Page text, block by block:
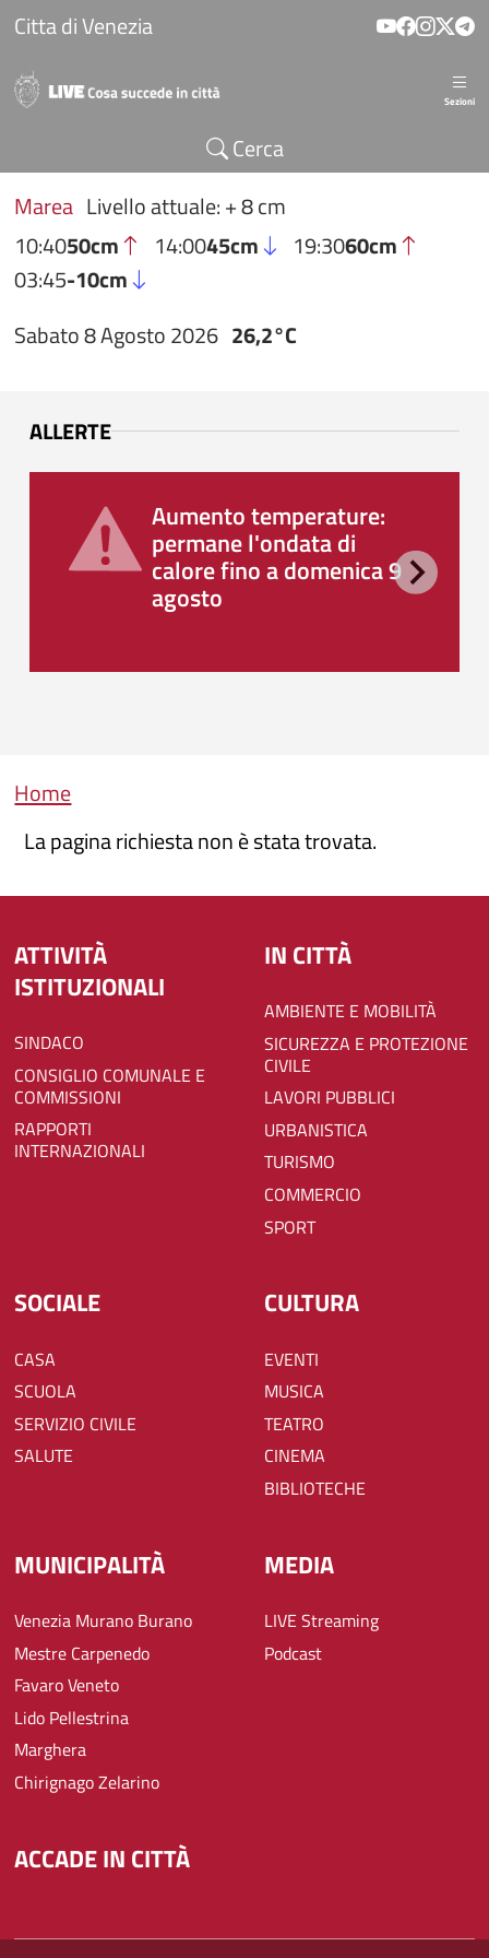
Salta al contenuto principale
Citta di Venezia
Sezioni
Cerca
Marea Livello attuale: + 8 cm
10:4050cm 14:0045cm 19:3060cm
03:45-10cm
Sabato 8 Agosto 2026 26,2°C
ALLERTE
Aumento temperature:
permane l'ondata di
calore fino a domenica 9
agosto
Briciole di pane
Home
La pagina richiesta non è stata trovata.
ATTIVITÀ
ISTITUZIONALI
SINDACO
CONSIGLIO COMUNALE E
COMMISSIONI
RAPPORTI
INTERNAZIONALI
IN CITTÀ
AMBIENTE E MOBILITÀ
SICUREZZA E PROTEZIONE
CIVILE
LAVORI PUBBLICI
URBANISTICA
TURISMO
COMMERCIO
SPORT
SOCIALE
CASA
SCUOLA
SERVIZIO CIVILE
SALUTE
CULTURA
EVENTI
MUSICA
TEATRO
CINEMA
BIBLIOTECHE
MUNICIPALITÀ
Venezia Murano Burano
Mestre Carpenedo
Favaro Veneto
Lido Pellestrina
Marghera
Chirignago Zelarino
MEDIA
LIVE Streaming
Podcast
ACCADE IN CITTÀ